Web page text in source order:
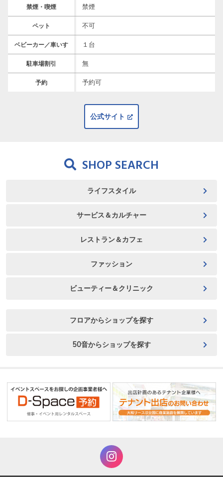
禁煙・喫煙 禁煙
ペット 不可
ベビーカー／車いす １台
駐車場割引 無
予約 予約可
公式サイト
SHOP SEARCH
ライフスタイル
サービス＆カルチャー
レストラン＆カフェ
ファッション
ビューティー＆クリニック
フロアからショップを探す
50音からショップを探す